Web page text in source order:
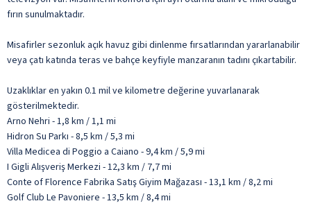
fırın sunulmaktadır.
Misafirler sezonluk açık havuz gibi dinlenme fırsatlarından yararlanabilir
veya çatı katında teras ve bahçe keyfiyle manzaranın tadını çıkartabilir.
Uzaklıklar en yakın 0.1 mil ve kilometre değerine yuvarlanarak
gösterilmektedir.
Arno Nehri - 1,8 km / 1,1 mi
Hidron Su Parkı - 8,5 km / 5,3 mi
Villa Medicea di Poggio a Caiano - 9,4 km / 5,9 mi
I Gigli Alışveriş Merkezi - 12,3 km / 7,7 mi
Conte of Florence Fabrika Satış Giyim Mağazası - 13,1 km / 8,2 mi
Golf Club Le Pavoniere - 13,5 km / 8,4 mi